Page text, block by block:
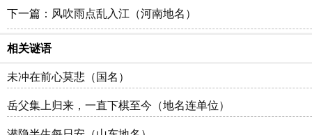
下一篇： 风吹雨点乱入江（河南地名）
相关谜语
未冲在前心莫悲（国名）
岳父集上归来，一直下棋至今（地名连单位）